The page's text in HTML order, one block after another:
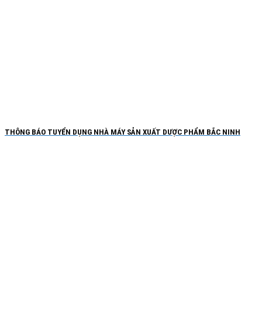
THÔNG BÁO TUYỂN DỤNG NHÀ MÁY SẢN XUẤT DƯỢC PHẨM BẮC NINH